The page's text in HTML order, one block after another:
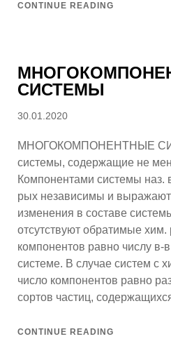
CONTINUE READING
СИСТЕМЫ
Posted
30.01.2020
МНОГОКОМПОНЕНТНЫЕ
системы, содержащие не
Компонентами системы наз.
рых независимы и
изменения в составе
отсутствуют обратимые хим.
компонентов равно числу в-
системе. В случае систем с
число компонентов равно
сортов частиц,
CONTINUE READING